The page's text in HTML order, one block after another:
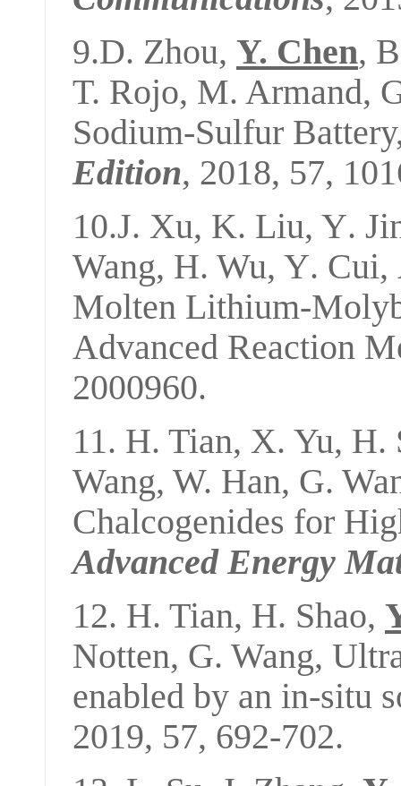
9.D. Zhou, Y. Chen,
T. Rojo, M. Armand,
Sodium-Sulfur
Edition, 2018, 57,
10.J. Xu, K. Liu, Y.
Wang, H. Wu, Y. Cui,
Molten Lithium-
Advanced Reaction
2000960.
11. H. Tian, X. Yu,
Wang, W. Han, G.
Chalcogenides for
AdvancedEnergy
12. H. Tian, H. Shao,
Notten, G. Wang,
enabled by an in-situ
2019, 57, 692-702.